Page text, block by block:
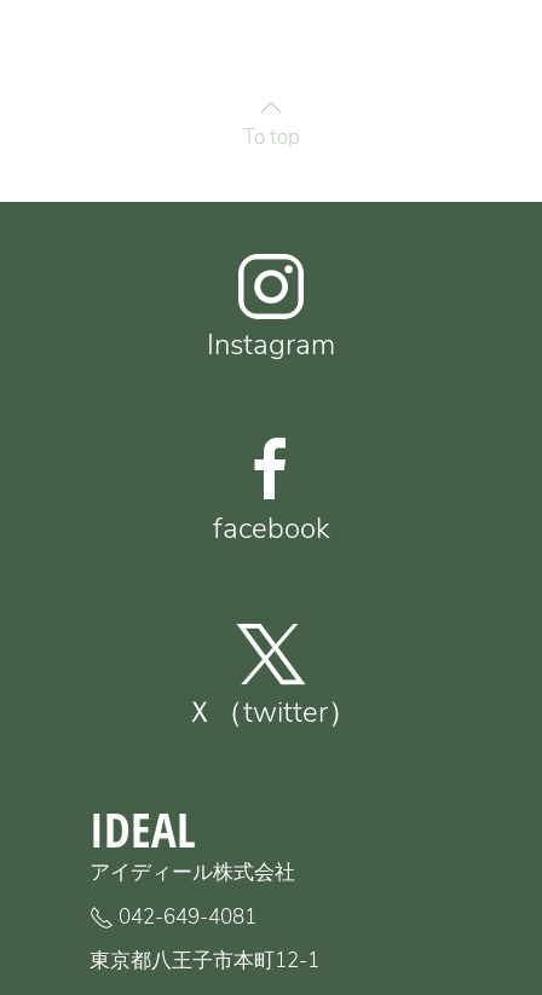
To top
Instagram
facebook
Ｘ（twitter）
IDEAL
アイディール株式会社
042-649-4081
東京都八王子市本町12-1